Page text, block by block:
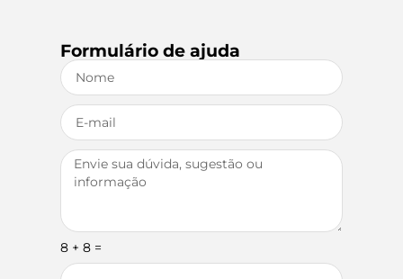
Formulário de ajuda
8 + 8 =